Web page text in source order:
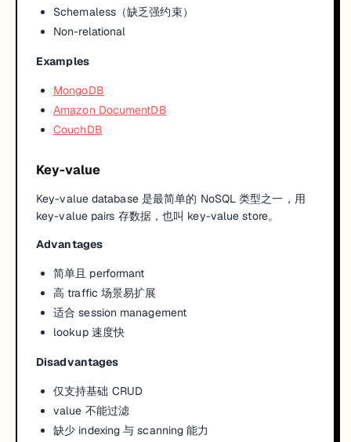
Schemaless（缺乏强约束）
Non-relational
Examples
MongoDB
Amazon DocumentDB
CouchDB
Key-value
Key-value database 是最简单的 NoSQL 类型之一，用
key-value pairs 存数据，也叫 key-value store。
Advantages
简单且 performant
高 traffic 场景易扩展
适合 session management
lookup 速度快
Disadvantages
仅支持基础 CRUD
value 不能过滤
缺少 indexing 与 scanning 能力